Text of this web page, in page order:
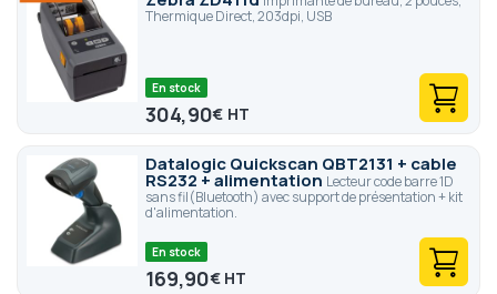
Thermique Direct, 203dpi, USB
En stock
304,90€
Datalogic Quickscan QBT2131 + cable
RS232 + alimentation Lecteur code barre 1D
sans fil(Bluetooth) avec support de présentation + kit
d'alimentation.
En stock
169,90€